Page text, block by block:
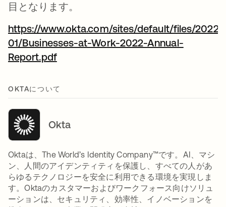
目となります。
https://www.okta.com/sites/default/files/2022-
01/Businesses-at-Work-2022-Annual-
Report.pdf新しいタブで開く
OKTAについて
Okta
Oktaは、The World’s Identity Company™です。AI、マシ
ン、人間のアイデンティティを保護し、すべての人があ
らゆるテクノロジーを安全に利用できる環境を実現しま
す。Oktaのカスタマーおよびワークフォース向けソリュ
ーションは、セキュリティ、効率性、イノベーションを